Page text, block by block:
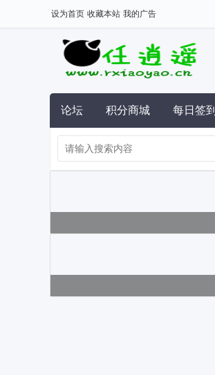
设为首页 收藏本站 我的广告
论坛 积分商城 每日签到